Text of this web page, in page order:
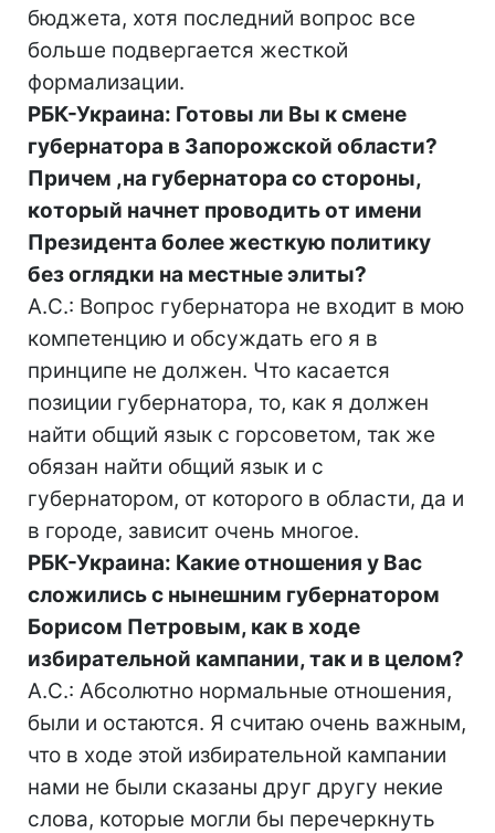
бюджета, хотя последний вопрос все
больше подвергается жесткой
формализации.
РБК-Украина: Готовы ли Вы к смене
губернатора в Запорожской области?
Причем ,на губернатора со стороны,
который начнет проводить от имени
Президента более жесткую политику
без оглядки на местные элиты?
А.С.: Вопрос губернатора не входит в мою
компетенцию и обсуждать его я в
принципе не должен. Что касается
позиции губернатора, то, как я должен
найти общий язык с горсоветом, так же
обязан найти общий язык и с
губернатором, от которого в области, да и
в городе, зависит очень многое.
РБК-Украина: Какие отношения у Вас
сложились с нынешним губернатором
Борисом Петровым, как в ходе
избирательной кампании, так и в целом?
А.С.: Абсолютно нормальные отношения,
были и остаются. Я считаю очень важным,
что в ходе этой избирательной кампании
нами не были сказаны друг другу некие
слова, которые могли бы перечеркнуть